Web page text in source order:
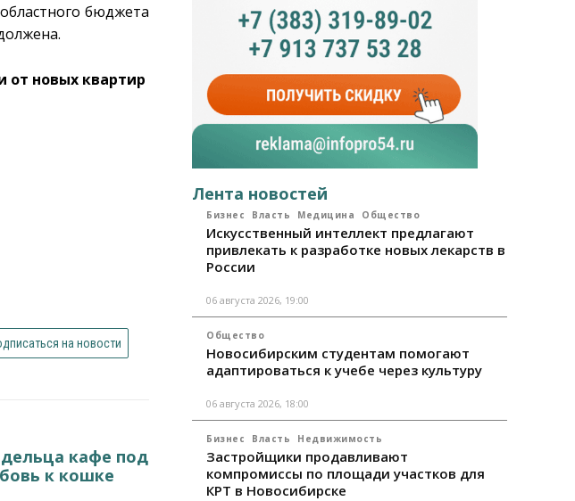
бюджета
от новых квартир
на новости
кафе под
к кошке
Лента новостей
Бизнес Власть Медицина Общество
Искусственный интеллект предлагают
привлекать к разработке новых лекарств в
России
06 августа 2026, 19:00
Общество
Новосибирским студентам помогают
адаптироваться к учебе через культуру
06 августа 2026, 18:00
Бизнес Власть Недвижимость
Застройщики продавливают
компромиссы по площади участков для
КРТ в Новосибирске